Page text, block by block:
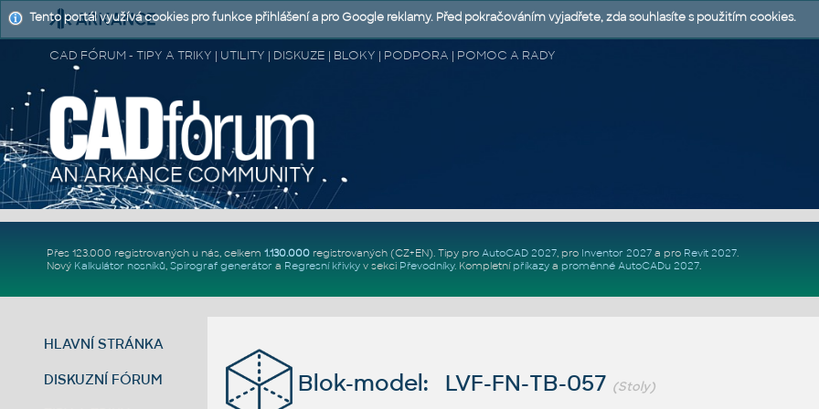
CAD FÓRUM - TIPY A TRIKY | UTILITY | DISKUZE | BLOKY | PODPORA | POMOC A RADY
Přes 123.000 registrovaných u nás, celkem 1.130.000registrovaných (CZ+EN). Tipy pro AutoCAD 2027, pro Inventor 2027a pro Revit 2027.
Nový Kalkulátor nosníků, Spirograf generátor a Regresní křivkyv sekci Převodníky. Kompletní příkazya proměnné AutoCADu 2027.
HLAVNÍ STRÁNKA
DISKUZNÍ FÓRUM Blok-model: LVF-FN-TB-057 (Stoly)
Tento portál využívá cookies pro funkce přihlášení a pro Google reklamy. Před pokračováním vyjadřete, zda souhlasíte s použitím cookies.